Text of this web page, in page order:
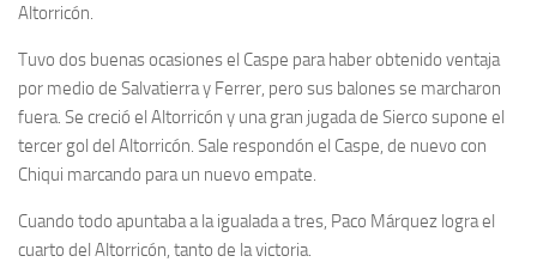
Altorricón.
Tuvo dos buenas ocasiones el Caspe para haber obtenido ventaja
por medio de Salvatierra y Ferrer, pero sus balones se marcharon
fuera. Se creció el Altorricón y una gran jugada de Sierco supone el
tercer gol del Altorricón. Sale respondón el Caspe, de nuevo con
Chiqui marcando para un nuevo empate.
Cuando todo apuntaba a la igualada a tres, Paco Márquez logra el
cuarto del Altorricón, tanto de la victoria.